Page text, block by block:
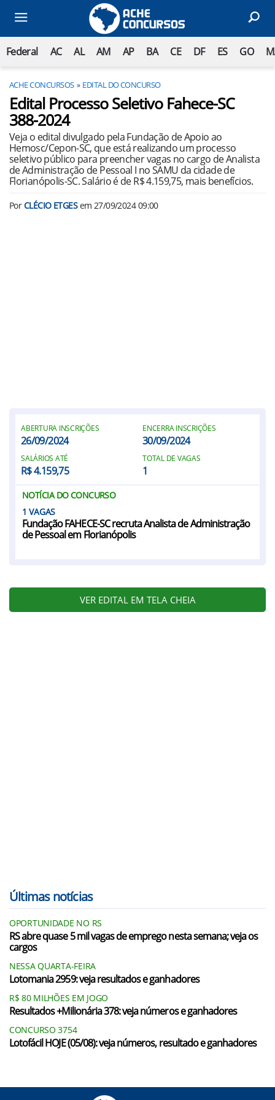
Federal AC AL AM AP BA CE DF ES GO
ACHE CONCURSOS EDITAL DO CONCURSO
Edital Processo Seletivo Fahece-SC
388-2024
Veja o edital divulgado pela Fundação de Apoio ao
Hemosc/Cepon-SC, que está realizando um processo
seletivo público para preencher vagas no cargo de Analista
de Administração de Pessoal I no SAMU da cidade de
Florianópolis-SC. Salário é de R$ 4.159,75, mais benefícios.
PorCLÉCIO ETGESem 27/09/2024 09:00
ABERTURA INSCRIÇÕES
26/09/2024
ENCERRA INSCRIÇÕES
30/09/2024
SALÁRIOS ATÉ
R$ 4.159,75
TOTAL DE VAGAS
1
NOTÍCIA DO CONCURSO
1
Fundação FAHECE-SC recruta Analista de Administração
de Pessoal em Florianópolis
VER EDITAL EM TELA CHEIA
Últimas notícias
OPORTUNIDADE NO RS
RS abre quase 5 mil vagas de emprego nesta semana; veja os
cargos
NESSA QUARTA-FEIRA
Lotomania 2959: veja resultados e ganhadores
R$ 80 MILHÕES EM JOGO
Resultados +Milionária 378: veja números e ganhadores
CONCURSO 3754
Lotofácil HOJE (05/08): veja números, resultado e ganhadores